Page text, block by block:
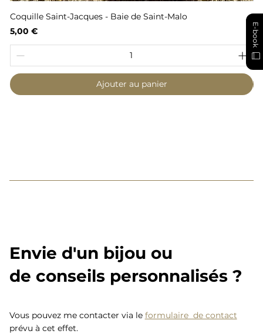
Coquille Saint-Jacques - Baie de Saint-Malo
Prix
5,00 €
Ajouter au panier
Envie d'un bijou ou
de conseils personnalisés ?
Vous pouvez me contacter via le formulaire de contact
prévu à cet effet.
E-book